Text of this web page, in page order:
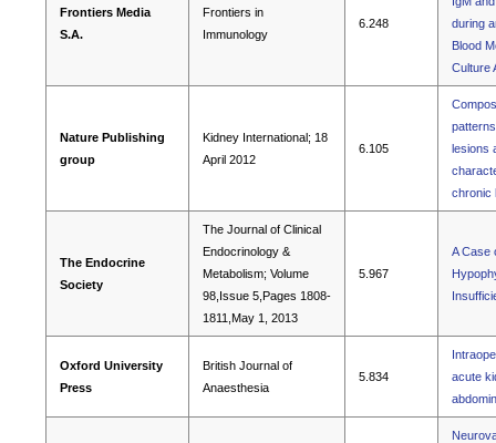
Frontiers Media
S.A.
Frontiers in
Immunology
6.248
during
Blood
Culture
Nature Publishing
group
Kidney International; 18
April 2012
6.105
lesions
chronic
The Endocrine
Society
The Journal of Clinical
Endocrinology &
Metabolism; Volume
98,Issue 5,Pages 1808-
1811,May 1, 2013
5.967
A Case
Oxford University
Press
British Journal of
Anaesthesia
5.834
acute